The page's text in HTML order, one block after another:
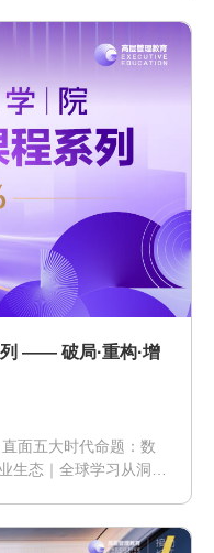
—— 破局·重构·增
面五大时代命题：数
生态｜全球学习从洞察